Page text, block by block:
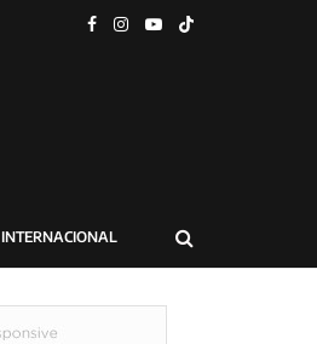
INTERNACIONAL